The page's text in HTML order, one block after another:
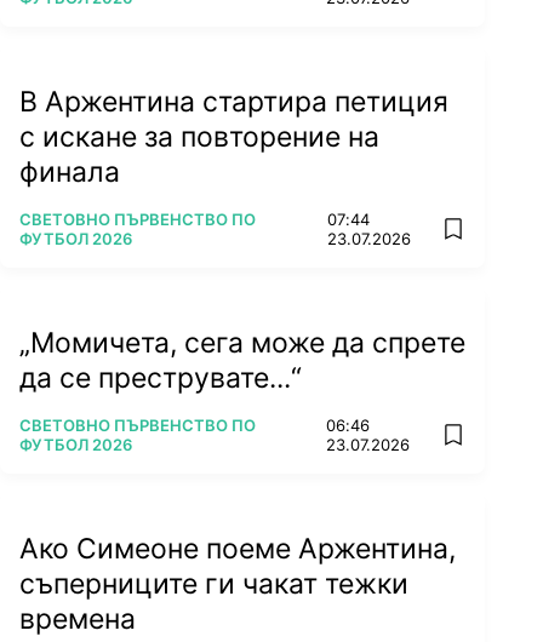
В Аржентина стартира петиция
с искане за повторение на
финала
ПОВЕЧЕ ОТ
СВЕТОВНО ПЪРВЕНСТВО ПО
ФУТБОЛ 2026
07:44
23.07.2026
add
„Момичета, сега може да спрете
да се преструвате...“
ПОВЕЧЕ ОТ
СВЕТОВНО ПЪРВЕНСТВО ПО
ФУТБОЛ 2026
06:46
23.07.2026
add
Ако Симеоне поеме Аржентина,
съперниците ги чакат тежки
времена